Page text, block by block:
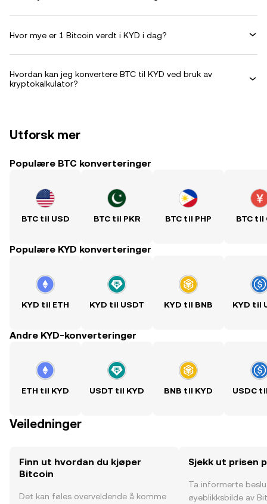
Hvor mye er 1 Bitcoin verdt i KYD i dag?
Hvordan kan jeg konvertere BTC til KYD ved bruk av
kryptokalkulator?
Utforsk mer
Populære BTC konverteringer
BTC til USD BTC til PKR BTC til PHP BTC til
Populære KYD konverteringer
KYD til ETH KYD til USDT KYD til BNB KYD til
Andre KYD-konverteringer
ETH til KYD USDT til KYD BNB til KYD USDC
Veiledninger
Finn ut hvordan du kjøper
Bitcoin
Det kan føles overveldende å komme
Sjekk ut prisen
Ta informerte
øyeblikksbilde av